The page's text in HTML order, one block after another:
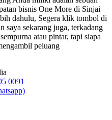
bisnis One More di Sinjai
dahulu, Segera klik tombol di
saya sekarang juga, terkadang
atau pintar, tapi siapa
peluang
0091